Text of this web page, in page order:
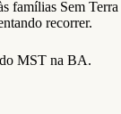
famílias Sem Terra
recorrer.
MST na BA.